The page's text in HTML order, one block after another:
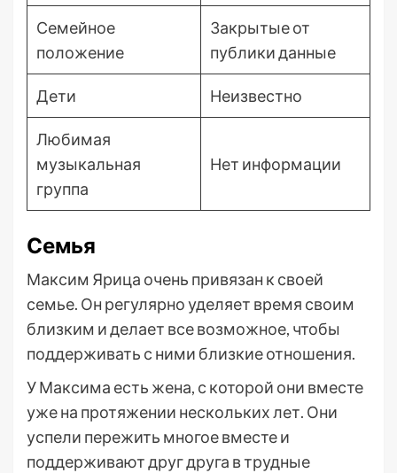
Семейное
положение
Закрытые от
публики данные
Дети Неизвестно
Любимая
музыкальная
группа
Нет информации
Семья
Максим Ярица очень привязан к своей
семье. Он регулярно уделяет время своим
близким и делает все возможное, чтобы
поддерживать с ними близкие отношения.
У Максима есть жена, с которой они вместе
уже на протяжении нескольких лет. Они
успели пережить многое вместе и
поддерживают друг друга в трудные